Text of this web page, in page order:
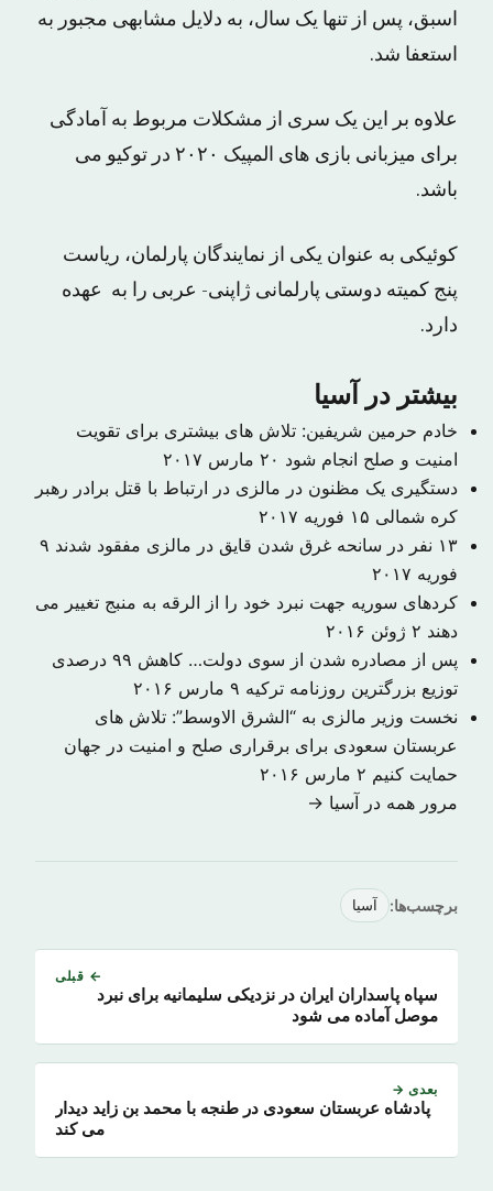
اسبق، پس از تنها یک سال، به دلایل مشابهی مجبور به
استعفا شد.
علاوه بر این یک سری از مشکلات مربوط به آمادگی
برای میزبانی بازی های المپیک ۲۰۲۰ در توکیو می
باشد.
کوئیکی به عنوان یکی از نمایندگان پارلمان، ریاست
پنج کمیته دوستی پارلمانی ژاپنی- عربی را به عهده
دارد.
بیشتر در آسیا
خادم حرمین شریفین: تلاش های بیشتری برای تقویت
امنیت و صلح انجام شود ۲۰ مارس ۲۰۱۷
دستگیری یک مظنون در مالزی در ارتباط با قتل برادر رهبر
کره شمالی ۱۵ فوریه ۲۰۱۷
۱۳ نفر در سانحه غرق شدن قایق در مالزی مفقود شدند
۹
فوریه ۲۰۱۷
کردهای سوریه جهت نبرد خود را از الرقه به منبج تغییر می
دهند ۲ ژوئن ۲۰۱۶
پس از مصادره شدن از سوی دولت… کاهش ۹۹ درصدی
توزیع بزرگترین روزنامه ترکیه ۹ مارس ۲۰۱۶
نخست وزیر مالزی به “الشرق الاوسط”: تلاش های
عربستان سعودی برای برقراری صلح و امنیت در جهان
حمایت کنیم ۲ مارس ۲۰۱۶
مرور همه در آسیا →
برچسب‌ها: آسیا
← قبلی
سپاه پاسداران ایران در نزدیکی سلیمانیه برای نبرد
موصل آماده می شود
بعدی →
پادشاه عربستان سعودی در طنجه با محمد بن زاید دیدار
می کند